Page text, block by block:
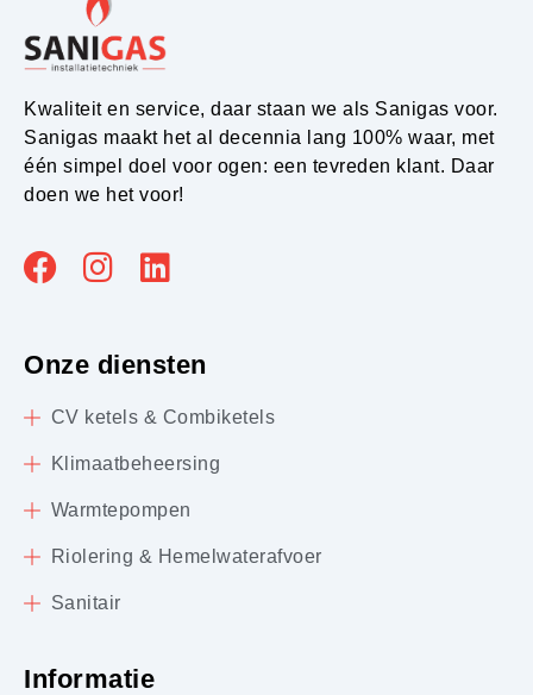
Kwaliteit en service, daar staan we als Sanigas voor.
Sanigas maakt het al decennia lang 100% waar, met
één simpel doel voor ogen: een tevreden klant. Daar
doen we het voor!
Onze diensten
CV ketels & Combiketels
Klimaatbeheersing
Warmtepompen
Riolering & Hemelwaterafvoer
Sanitair
Informatie